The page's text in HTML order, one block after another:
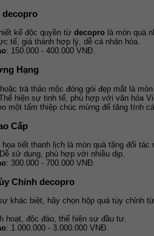
decopro
kế độc quyền từ decopro là món quà
tế, giá thành hợp lý, dễ cá nhân hóa.
: 150.000 - 400.000 VNĐ.
Hạng
trà thảo mộc đóng gói đẹp mắt là
hiện sự tinh tế, phù hợp với văn hóa
một tấm thiệp chúc mừng để tăng tính cá
Cấp
họa tiết thanh lịch là món quà tặng đối
sử dụng, phù hợp với nhiều dịp.
: 300.000 - 700.000 VNĐ.
Chỉnh decopro
khác biệt, hãy chọn hộp quà tùy chỉnh từ
hoạt, độc đáo, thể hiện sự đầu tư.
: 1.000.000 - 3.000.000 VNĐ.